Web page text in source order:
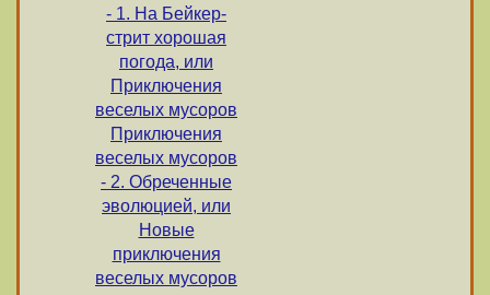
- 1. На Бейкер-
стрит хорошая
погода, или
Приключения
веселых мусоров
Приключения
веселых мусоров
- 2. Обреченные
эволюцией, или
Новые
приключения
веселых мусоров